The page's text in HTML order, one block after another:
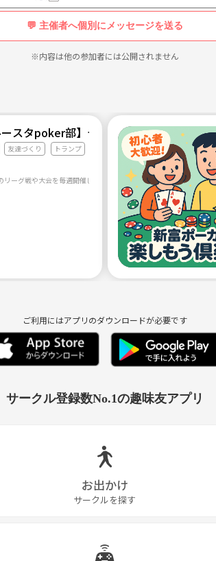
💬 主催者へ個別にメッセージを送る
※内容は他の参加者には公開されません
スタpoker部】テキサスホールデム！20
友達づくり トランプ
ーグ戦や大会を毎週開催します！ 初心者の方大歓迎！ ポーカー
ご利用にはアプリのダウンロードが必要です
サークル登録数No.1の趣味友アプリ
お出かけ
サークルを探す